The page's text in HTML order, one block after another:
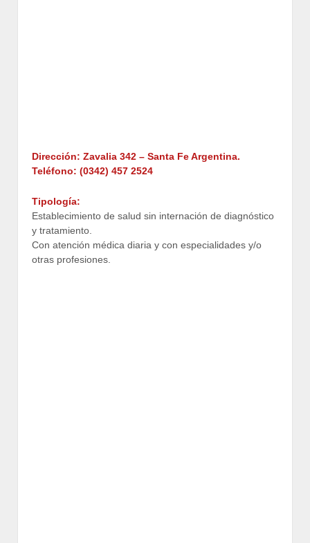
Dirección: Zavalia 342 – Santa Fe Argentina.
Teléfono: (0342) 457 2524
Tipología:
Establecimiento de salud sin internación de diagnóstico
y tratamiento.
Con atención médica diaria y con especialidades y/o
otras profesiones.